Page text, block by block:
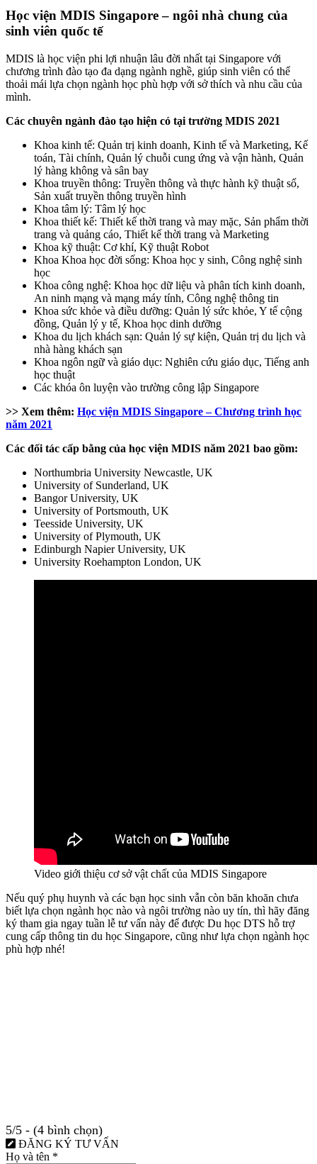
Học viện MDIS Singapore – ngôi nhà chung của
sinh viên quốc tế
MDIS là học viện phi lợi nhuận lâu đời nhất tại Singapore với
chương trình đào tạo đa dạng ngành nghề, giúp sinh viên có thể
thoải mái lựa chọn ngành học phù hợp với sở thích và nhu cầu của
mình.
Các chuyên ngành đào tạo hiện có tại trường MDIS 2021
Khoa kinh tế: Quản trị kinh doanh, Kinh tế và Marketing, Kế
toán, Tài chính, Quản lý chuỗi cung ứng và vận hành, Quản
lý hàng không và sân bay
Khoa truyền thông: Truyền thông và thực hành kỹ thuật số,
Sản xuất truyền thông truyền hình
Khoa tâm lý: Tâm lý học
Khoa thiết kế: Thiết kế thời trang và may mặc, Sản phẩm thời
trang và quảng cáo, Thiết kế thời trang và Marketing
Khoa kỹ thuật: Cơ khí, Kỹ thuật Robot
Khoa Khoa học đời sống: Khoa học y sinh, Công nghệ sinh
học
Khoa công nghệ: Khoa học dữ liệu và phân tích kinh doanh,
An ninh mạng và mạng máy tính, Công nghệ thông tin
Khoa sức khỏe và điều dưỡng: Quản lý sức khỏe, Y tế cộng
đồng, Quản lý y tế, Khoa học dinh dưỡng
Khoa du lịch khách sạn: Quản lý sự kiện, Quản trị du lịch và
nhà hàng khách sạn
Khoa ngôn ngữ và giáo dục: Nghiên cứu giáo dục, Tiếng anh
học thuật
Các khóa ôn luyện vào trường công lập Singapore
>> Xem thêm: Học viện MDIS Singapore – Chương trình học
năm 2021
Các đối tác cấp bằng của học viện MDIS năm 2021 bao gồm:
Northumbria University Newcastle, UK
University of Sunderland, UK
Bangor University, UK
University of Portsmouth, UK
Teesside University, UK
University of Plymouth, UK
Edinburgh Napier University, UK
University Roehampton London, UK
Video giới thiệu cơ sở vật chất của MDIS Singapore
Nếu quý phụ huynh và các bạn học sinh vẫn còn băn khoăn chưa
biết lựa chọn ngành học nào và ngôi trường nào uy tín, thì hãy đăng
ký tham gia ngay tuần lễ tư vấn này để được Du học DTS hỗ trợ
cung cấp thông tin du học Singapore, cũng như lựa chọn ngành học
phù hợp nhé!
5/5 - (4 bình chọn)
ĐĂNG KÝ TƯ VẤN
Họ và tên *